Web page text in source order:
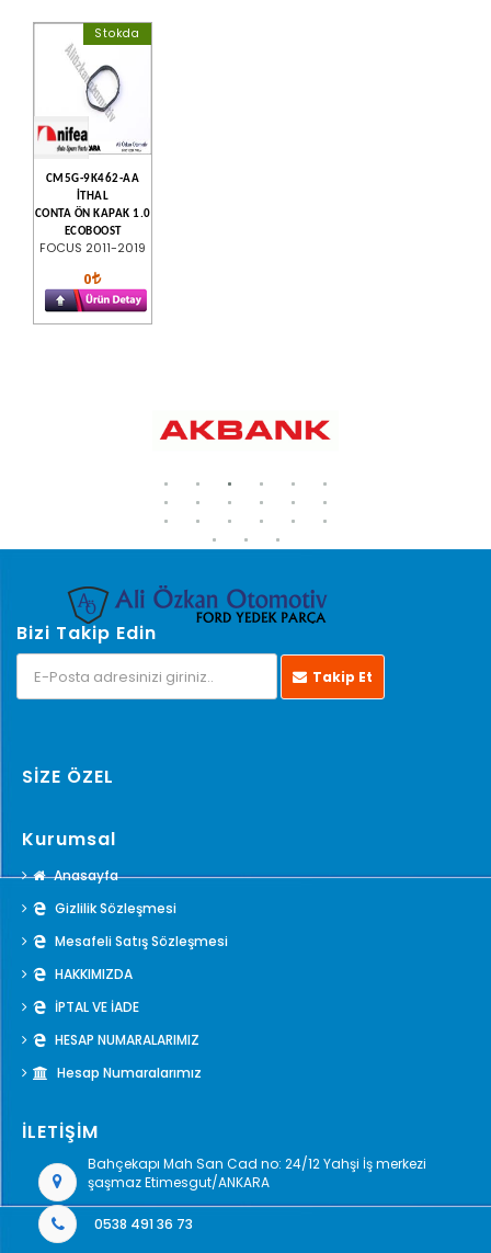
Stokda
CM5G-9K462-AA
İTHAL
CONTA ÖN KAPAK 1.0
ECOBOOST
FOCUS 2011-2019
0
Bizi Takip Edin
Takip Et
SİZE ÖZEL
Kurumsal
Anasayfa
Gizlilik Sözleşmesi
Mesafeli Satış Sözleşmesi
HAKKIMIZDA
İPTAL VE İADE
HESAP NUMARALARIMIZ
Hesap Numaralarımız
İLETİŞİM
Bahçekapı Mah San Cad no: 24/12 Yahşi İş merkezi
şaşmaz Etimesgut/ANKARA
0538 491 36 73